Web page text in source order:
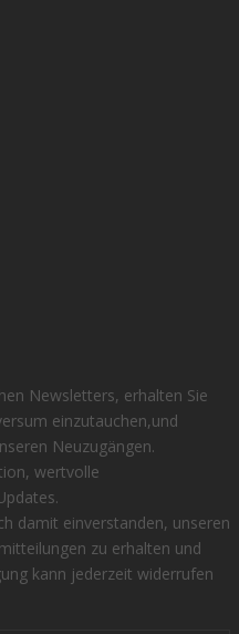
Newsletters, erhalten Sie
einzutauchen,und
Neuzugängen.
wertvolle
damit einverstanden, unseren
zu erhalten und
kann jederzeit widerrufen